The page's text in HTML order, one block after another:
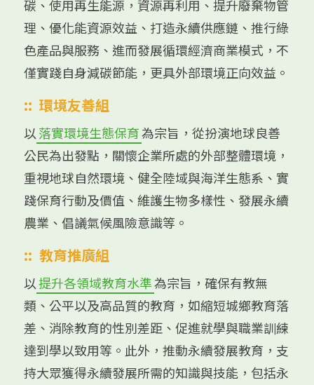
碳、使用再生能源，資源再利用、提升廢棄物管
理、優化能資源效益、打造永續供應鏈、推行綠
色產品與服務、進而發展循環經濟商業模式，不
僅實踐自身減碳節能，更具外部環境正向效益。
:: 環境友善組
以 落實環境生態保育為宗旨，從扮演地球良善
公民為出發點，關懷企業所處的外部整體環境，
重視地球自然環境、健全陸域與海洋生態系、實
踐保育行動及價值、維護生物多樣性、發展永續
農業、倡議氣候風險意識等。
:: 教育推廣組
以提升各領域教育水準為宗旨，確保有教無
類、公平以及高品質的教育，如縮短城鄉教育落
差、消除教育的性別差距、促進就學與職業訓練
達到學以致用等。此外，推動永續發展教育，支
持大眾獲得永續發展所需的知識與技能，包括永